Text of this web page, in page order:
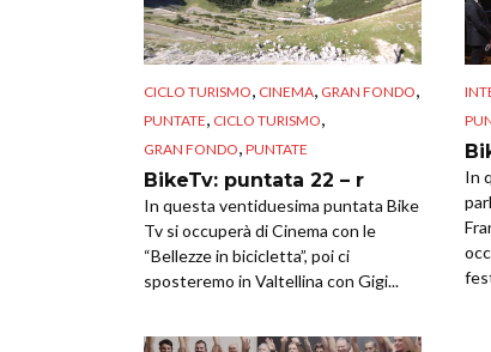
CICLO TURISMO, CINEMA, GRAN FONDO,
PUNTATE, CICLO TURISMO,
GRAN FONDO, PUNTATE
BikeTv: puntata 22 – r
In questa ventiduesima puntata Bike
Tv si occuperà di Cinema con le
“Bellezze in bicicletta”, poi ci
sposteremo in Valtellina con Gigi...
In